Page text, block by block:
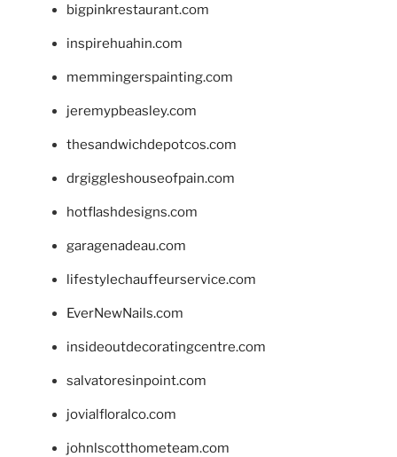
bigpinkrestaurant.com
inspirehuahin.com
memmingerspainting.com
jeremypbeasley.com
thesandwichdepotcos.com
drgiggleshouseofpain.com
hotflashdesigns.com
garagenadeau.com
lifestylechauffeurservice.com
EverNewNails.com
insideoutdecoratingcentre.com
salvatoresinpoint.com
jovialfloralco.com
johnlscotthometeam.com